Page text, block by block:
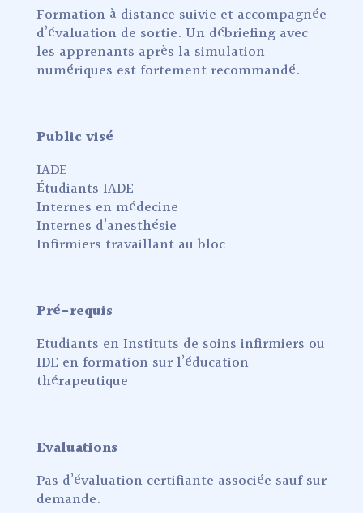
Formation à distance suivie et accompagnée
d’évaluation de sortie. Un débriefing avec
les apprenants après la simulation
numériques est fortement recommandé.
Public visé
IADE
Étudiants IADE
Internes en médecine
Internes d’anesthésie
Infirmiers travaillant au bloc
Pré-requis
Etudiants en Instituts de soins infirmiers ou
IDE en formation sur l’éducation
thérapeutique
Evaluations
Pas d’évaluation certifiante associée sauf sur
demande.